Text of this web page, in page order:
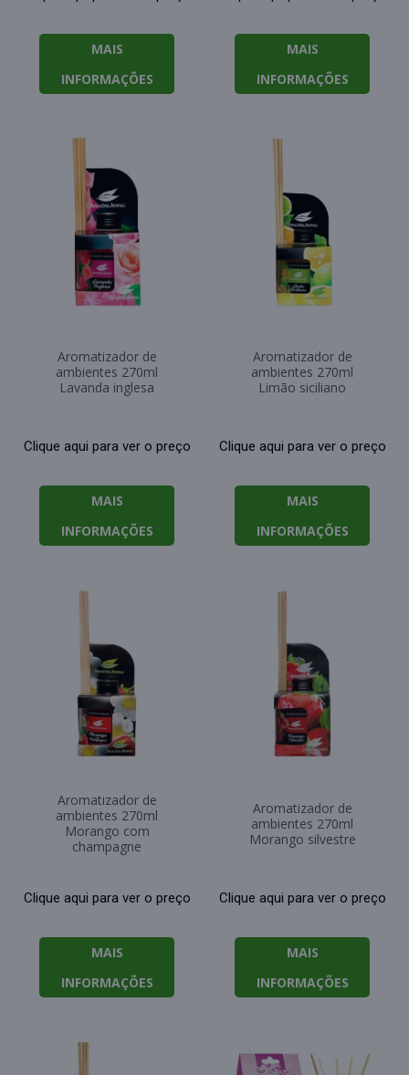
MAIS
INFORMAÇÕES
MAIS
INFORMAÇÕES
Aromatizador de
ambientes 270ml
Lavanda inglesa
Clique aqui para ver o preço
MAIS
INFORMAÇÕES
Aromatizador de
ambientes 270ml
Limão siciliano
Clique aqui para ver o preço
MAIS
INFORMAÇÕES
Aromatizador de
ambientes 270ml
Morango com
champagne
Clique aqui para ver o preço
MAIS
INFORMAÇÕES
Aromatizador de
ambientes 270ml
Morango silvestre
Clique aqui para ver o preço
MAIS
INFORMAÇÕES